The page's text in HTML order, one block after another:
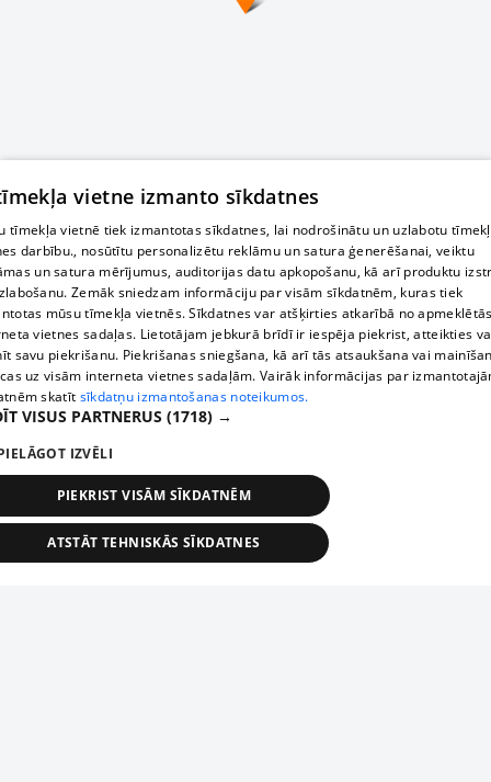
vietne izmanto sīkdatnes
tīmekļa vietnē tiek izmantotas sīkdatnes, lai nodrošinātu un uzlabotu
darbību., nosūtītu personalizētu reklāmu un satura ģenerēšanai, veiktu
un satura mērījumus, auditorijas datu apkopošanu, kā arī produktu
Zemāk sniedzam informāciju par visām sīkdatnēm, kuras tiek
mūsu tīmekļa vietnēs. Sīkdatnes var atšķirties atkarībā no
vietnes sadaļas. Lietotājam jebkurā brīdī ir iespēja piekrist, atteikties
savu piekrišanu. Piekrišanas sniegšana, kā arī tās atsaukšana vai
uz visām interneta vietnes sadaļām. Vairāk informācijas par
skatīt sīkdatņu izmantošanas noteikumos.
VISUS PARTNERUS (1718) →
IZVĒLI
PIEKRIST VISĀM SĪKDATNĒM
ATSTĀT TEHNISKĀS SĪKDATNES